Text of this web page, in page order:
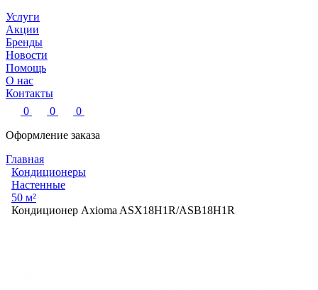
Услуги
Акции
Бренды
Новости
Помощь
О нас
Контакты
0
0
0
Оформление заказа
Главная
Кондиционеры
Настенные
50 м²
Кондиционер Axioma ASX18H1R/ASB18H1R